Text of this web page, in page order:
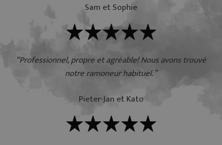
Sam et Sophie
“Professionnel, propre et agréable! Nous avons trouvé
notre ramoneur habituel.”
Pieter-Jan et Kato